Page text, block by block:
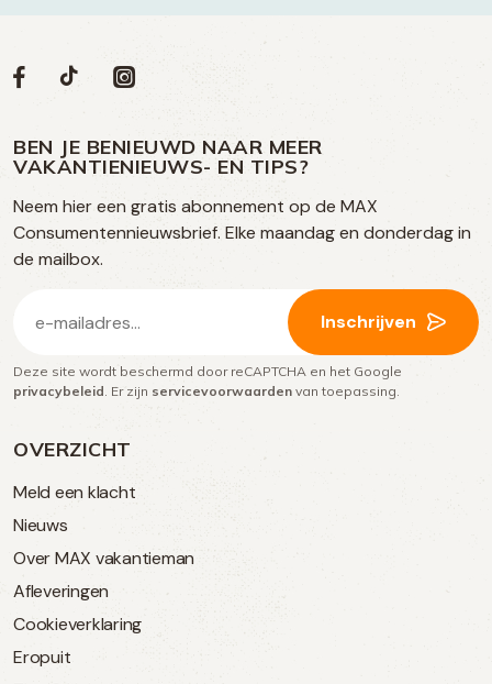
OVERZICHT
Meld een klacht
Nieuws
Over MAX vakantieman
Afleveringen
Cookieverklaring
Eropuit
Volg
op
social
media
Social
Volg
op
Facebook
Volg
op
TikTok
Volg
op
Instagram
BEN JE BENIEUWD NAAR MEER
VAKANTIENIEUWS- EN TIPS?
Neem hier een gratis abonnement op de MAX
Consumentennieuwsbrief. Elke maandag en donderdag in
de mailbox.
mailadres
(Vereist)
Inschrijven
Deze site wordt beschermd door reCAPTCHA en het Google
privacybeleid . Er zijn servicevoorwaarden van toepassing.